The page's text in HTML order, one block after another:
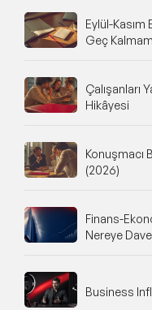
Eylül-Kasım
Geç
Çalışanları
Hikâyesi
Konuşmacı
(2026)
Finans-
Nereye
Business